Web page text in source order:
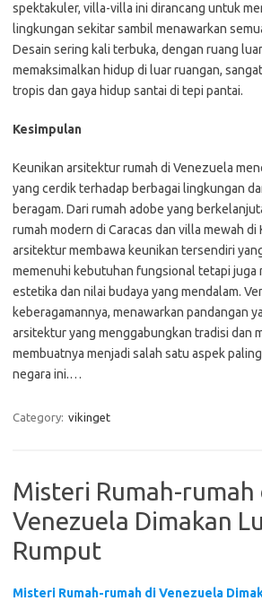
spektakuler, villa-villa ini dirancang untuk
lingkungan sekitar sambil menawarkan
Desain sering kali terbuka, dengan ruang
memaksimalkan hidup di luar ruangan,
tropis dan gaya hidup santai di tepi pantai.
Kesimpulan
Keunikan arsitektur rumah di Venezuela
yang cerdik terhadap berbagai lingkungan
beragam. Dari rumah adobe yang
rumah modern di Caracas dan villa mewah di
arsitektur membawa keunikan tersendiri
memenuhi kebutuhan fungsional tetapi juga
estetika dan nilai budaya yang mendalam.
keberagamannya, menawarkan pandangan
arsitektur yang menggabungkan tradisi dan
membuatnya menjadi salah satu aspek
negara ini.…
Category: vikinget
Misteri Rumah-rumah
Venezuela Dimakan
Rumput
Misteri Rumah-rumah di Venezuela